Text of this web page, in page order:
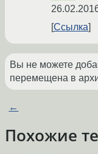
Ссылка
Вы не можете
перемещена в
←
Похожие